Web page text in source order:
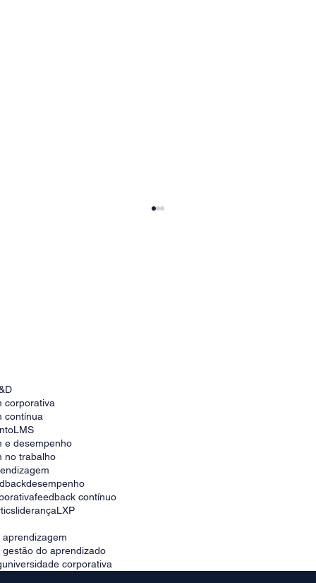
corporativa
contínua
LMS
e desempenho
no trabalho
desempenho
feedback contínuo
liderançaLXP
do aprendizado
universidade corporativa